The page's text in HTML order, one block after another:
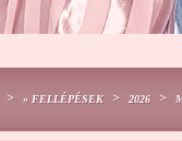
> » FELLÉPÉSEK > 2026 >